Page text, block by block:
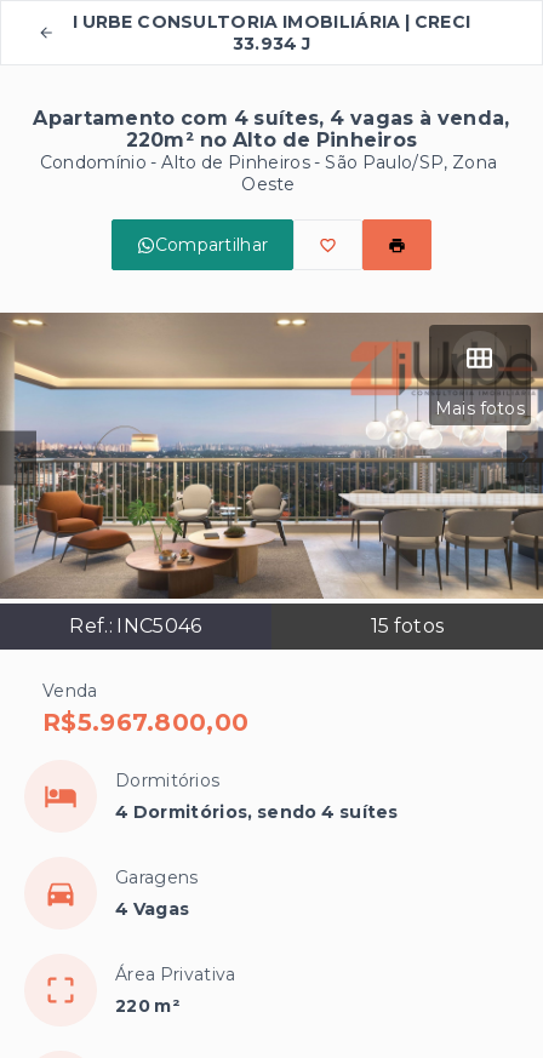
I URBE CONSULTORIA IMOBILIÁRIA | CRECI
33.934 J
Apartamento com 4 suítes, 4 vagas à venda,
220m² no Alto de Pinheiros
Condomínio -Alto de Pinheiros - São Paulo/SP, Zona
Oeste
Compartilhar
Mais fotos
Ref.: INC5046 15 fotos
Venda
R$5.967.800,00
Dormitórios
4 Dormitórios, sendo 4 suítes
Garagens
4 Vagas
Área Privativa
220 m²